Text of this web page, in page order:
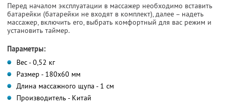
Перед началом эксплуатации в массажер необходимо вставить
батарейки (батарейки не входят в комплект), далее – надеть
массажер, включить его, выбрать комфортный для вас режим и
установить таймер.
Параметры:
Вес - 0,52 кг
Размер - 180x60 мм
Длина массажного щупа - 1 см
Производитель - Китай